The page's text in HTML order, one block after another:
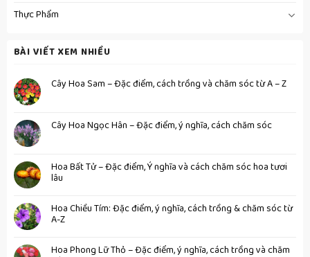
Thực Phẩm
BÀI VIẾT XEM NHIỀU
Cây Hoa Sam – Đặc điểm, cách trồng và chăm sóc từ A – Z
Cây Hoa Ngọc Hân – Đặc điểm, ý nghĩa, cách chăm sóc
Hoa Bất Tử – Đặc điểm, Ý nghĩa và cách chăm sóc hoa tươi
lâu
Hoa Chiều Tím: Đặc điểm, ý nghĩa, cách trồng & chăm sóc từ
A-Z
Hoa Phong Lữ Thỏ – Đặc điểm, ý nghĩa, cách trồng và chăm